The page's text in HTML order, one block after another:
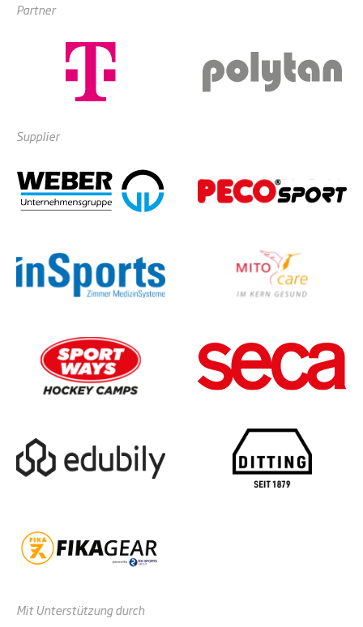
Partner
Supplier
Mit Unterstützung durch